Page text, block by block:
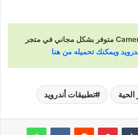
تطبيق Camera MX متوفر بشكل مجاني في متجر
ويمكنك تحميله من هنا
تطبيقات أندرويد
بينتيريست